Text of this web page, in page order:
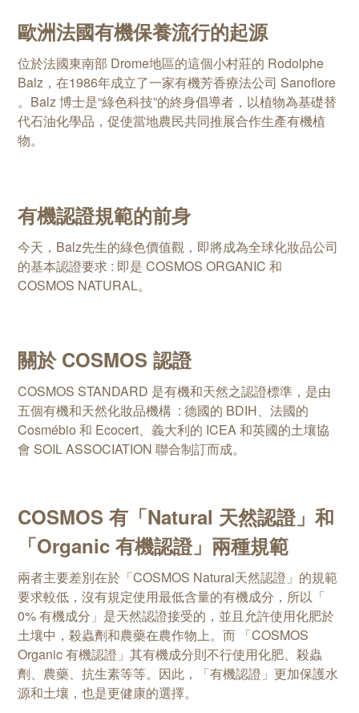
歐洲法國有機保養流行的起源
位於法國東南部 Drome地區的這個小村莊的 Rodolphe
Balz，在1986年成立了一家有機芳香療法公司 Sanoflore
。 Balz 博士是“綠色科技”的終身倡導者，以植物為基礎替
代石油化學品，促使當地農民共同推展合作生產有機植
物。
有機認證規範的前身
今天，Balz先生的綠色價值觀，即將成為全球化妝品公司
的基本認證要求 : 即是 COSMOS ORGANIC 和
COSMOS NATURAL。
關於 COSMOS 認證
COSMOS STANDARD 是有機和天然之認證標準，是由
五個有機和天然化妝品機構 : 德國的 BDIH、法國的
Cosmébio 和 Ecocert、義大利的 ICEA 和英國的土壤協
會 SOIL ASSOCIATION 聯合制訂而成。
COSMOS 有「Natural 天然認證」和
「Organic 有機認證」兩種規範
兩者主要差別在於「COSMOS Natural天然認證」的規範
要求較低，沒有規定使用最低含量的有機成分，所以 「
0% 有機成分 」 是天然認證接受的，並且允許使用化肥於
土壤中，殺蟲劑和農藥在農作物上。 而 「COSMOS
Organic 有機認證」其有機成分則不行使用化肥、殺蟲
劑、農藥、抗生素等等。因此，「有機認證」更加保護水
源和土壤，也是更健康的選擇。